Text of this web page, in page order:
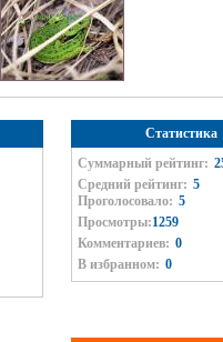
Статистика
Суммарный рейтинг:
Средний рейтинг: 5
Проголосовало: 5
Просмотры:1259
Комментариев: 0
В избранном: 0